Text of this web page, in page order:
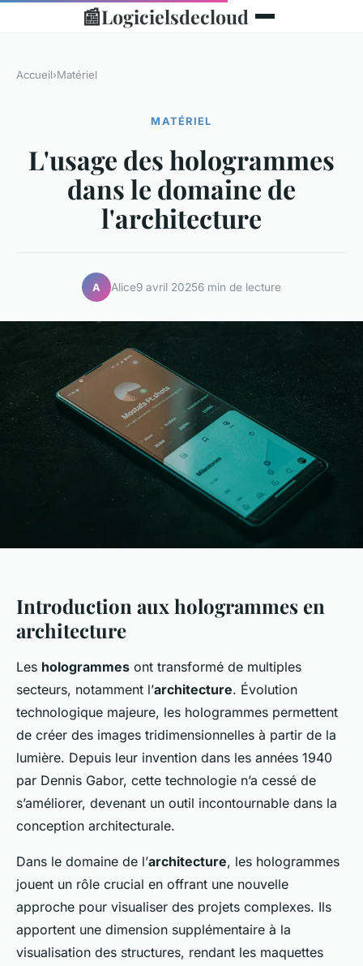
📰Logicielsdecloud
Accueil›Matériel
MATÉRIEL
L'usage des hologrammes
dans le domaine de
l'architecture
A Alice9 avril 20256 min de lecture
Introduction aux hologrammes en
architecture
Les hologrammes ont transformé de multiples
secteurs, notamment l’architecture. Évolution
technologique majeure, les hologrammes permettent
de créer des images tridimensionnelles à partir de la
lumière. Depuis leur invention dans les années 1940
par Dennis Gabor, cette technologie n’a cessé de
s’améliorer, devenant un outil incontournable dans la
conception architecturale.
Dans le domaine de l’architecture, les hologrammes
jouent un rôle crucial en offrant une nouvelle
approche pour visualiser des projets complexes. Ils
apportent une dimension supplémentaire à la
visualisation des structures, rendant les maquettes